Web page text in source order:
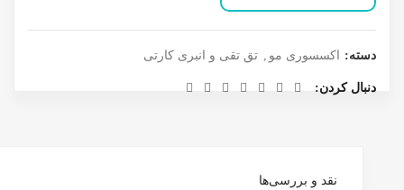
دسته: اکسسوری مو تق تقی و انبری کارتی
دنبال کردن
نقد و بررسی‌ها